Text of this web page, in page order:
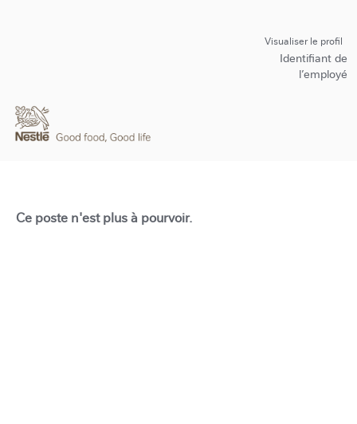
Visualiser le profil
Identifiant de
l’employé
Ce poste n'est plus à pourvoir.